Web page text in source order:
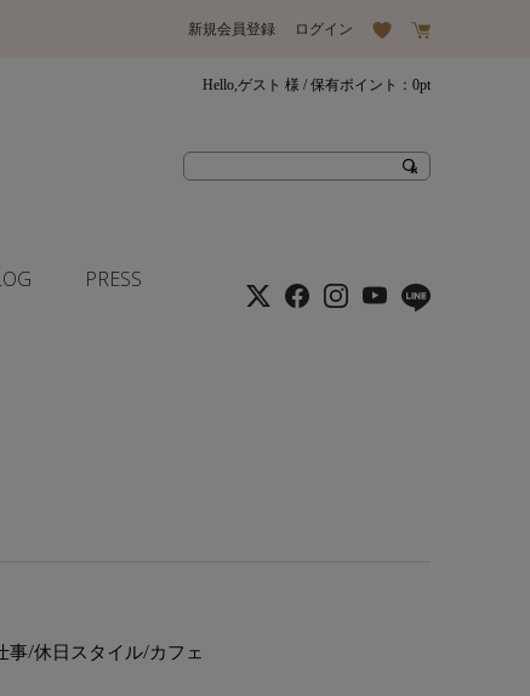
新規会員登録 ログイン
Hello,ゲスト 様 / 保有ポイント： 0pt
PRESS
事/休日スタイル/カフェ